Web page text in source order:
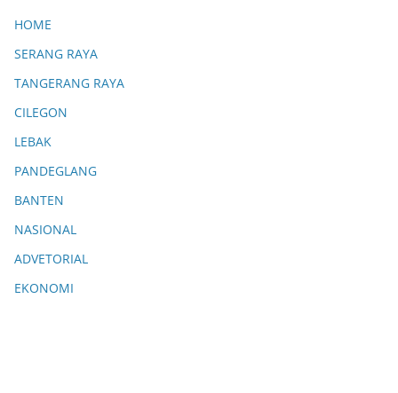
HOME
SERANG RAYA
TANGERANG RAYA
CILEGON
LEBAK
PANDEGLANG
BANTEN
NASIONAL
ADVETORIAL
EKONOMI